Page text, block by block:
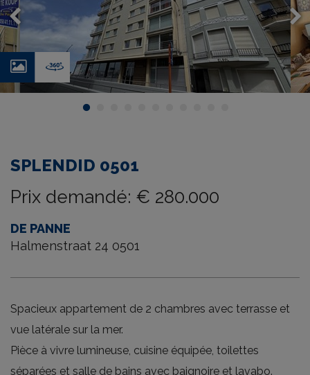
Virtual
SPLENDID 0501
Prix demandé: € 280.000
DE PANNE
Halmenstraat 24 0501
Spacieux appartement de 2 chambres avec terrasse et
vue latérale sur la mer.
Pièce à vivre lumineuse, cuisine équipée, toilettes
séparées et salle de bains avec baignoire et lavabo.